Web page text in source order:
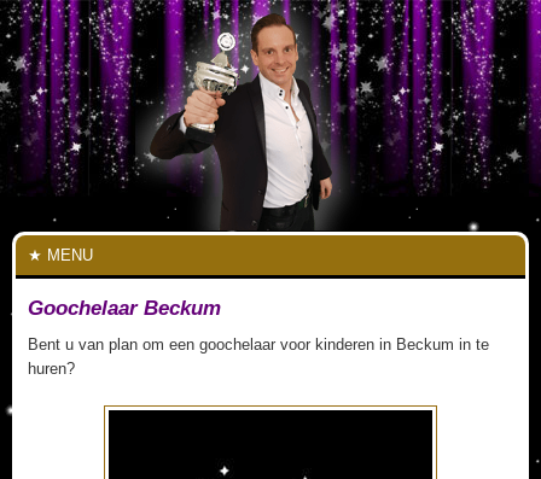
MENU
Goochelaar Beckum
Bent u van plan om een goochelaar voor kinderen in Beckum in te
huren?